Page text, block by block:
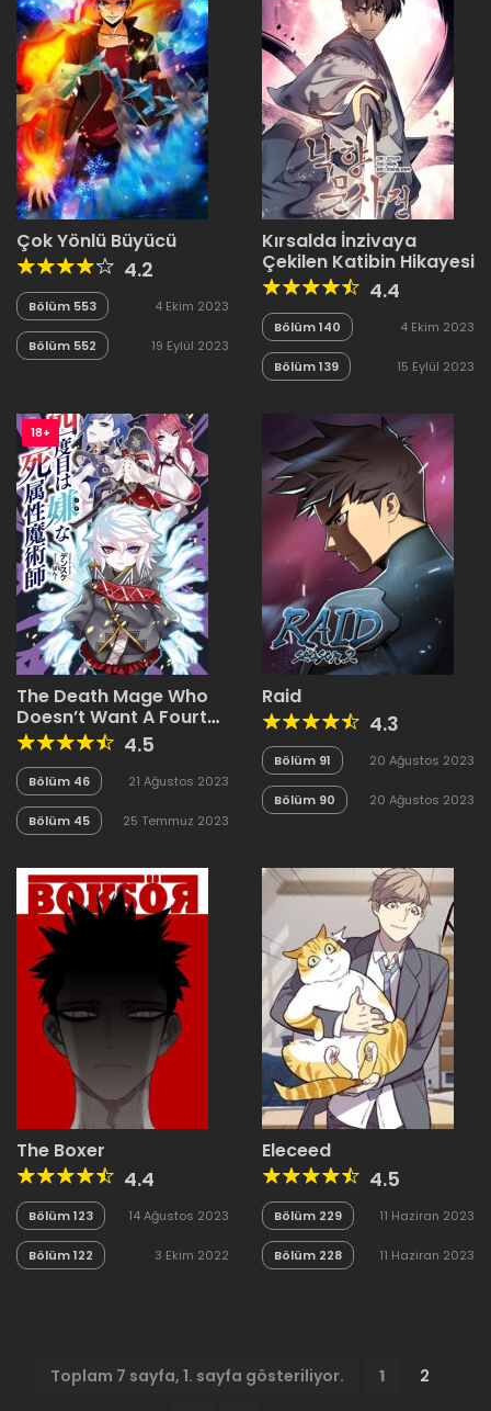
Çok Yönlü Büyücü
4.2
Bölüm 553 4 Ekim 2023
Bölüm 552 19 Eylül 2023
Kırsalda İnzivaya
Çekilen Katibin Hikayesi
4.4
Bölüm 140 4 Ekim 2023
Bölüm 139 15 Eylül 2023
18+
The Death Mage Who
Doesn’t Want A Fourth
Time
4.5
Bölüm 46 21 Ağustos 2023
Bölüm 45 25 Temmuz 2023
Raid
4.3
Bölüm 91 20 Ağustos 2023
Bölüm 90 20 Ağustos 2023
The Boxer
4.4
Bölüm 123 14 Ağustos 2023
Bölüm 122 3 Ekim 2022
Eleceed
4.5
Bölüm 229 11 Haziran 2023
Bölüm 228 11 Haziran 2023
Toplam 7 sayfa, 1. sayfa gösteriliyor. 1
2